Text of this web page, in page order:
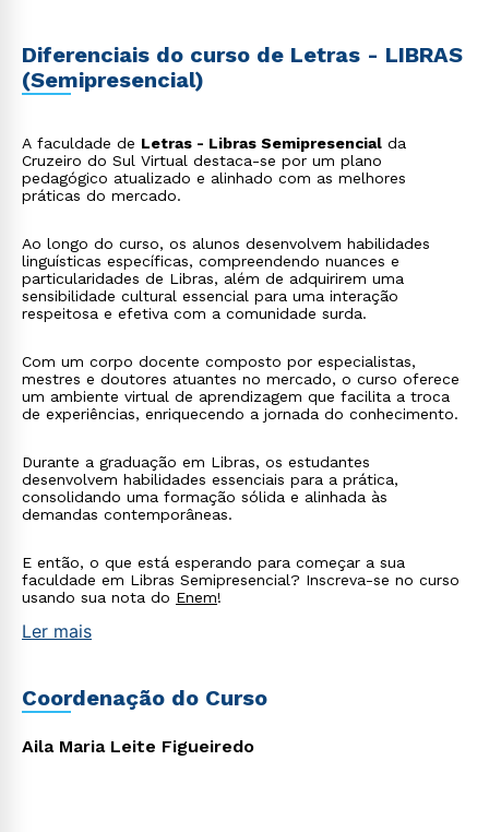
Diferenciais do curso de Letras - LIBRAS
(Semipresencial)
A faculdade de Letras - Libras Semipresencial da
Cruzeiro do Sul Virtual destaca-se por um plano
pedagógico atualizado e alinhado com as melhores
práticas do mercado.
Ao longo do curso, os alunos desenvolvem habilidades
linguísticas específicas, compreendendo nuances e
particularidades de Libras, além de adquirirem uma
sensibilidade cultural essencial para uma interação
respeitosa e efetiva com a comunidade surda.
Com um corpo docente composto por especialistas,
mestres e doutores atuantes no mercado, o curso oferece
um ambiente virtual de aprendizagem que facilita a troca
de experiências, enriquecendo a jornada do conhecimento.
Durante a graduação em Libras, os estudantes
desenvolvem habilidades essenciais para a prática,
consolidando uma formação sólida e alinhada às
demandas contemporâneas.
E então, o que está esperando para começar a sua
faculdade em Libras Semipresencial? Inscreva-se no curso
usando sua nota do Enem!
Ler mais
Coordenação do Curso
Aila Maria Leite Figueiredo
ou